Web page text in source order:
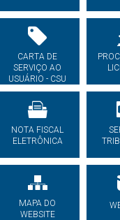
CARTA DE
SERVIÇO AO
USUÁRIO - CSU
NOTA FISCAL
ELETRÔNICA
MAPA DO
WEBSITE